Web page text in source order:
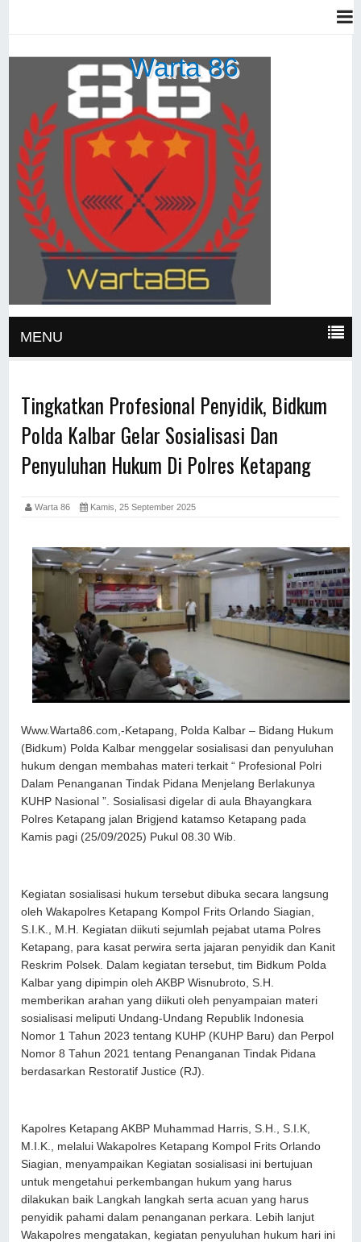
Warta 86
MENU
Tingkatkan Profesional Penyidik, Bidkum
Polda Kalbar Gelar Sosialisasi Dan
Penyuluhan Hukum Di Polres Ketapang
Warta 86 Kamis, 25 September 2025
Www.Warta86.com,-Ketapang, Polda Kalbar – Bidang Hukum
(Bidkum) Polda Kalbar menggelar sosialisasi dan penyuluhan
hukum dengan membahas materi terkait “ Profesional Polri
Dalam Penanganan Tindak Pidana Menjelang Berlakunya
KUHP Nasional ”. Sosialisasi digelar di aula Bhayangkara
Polres Ketapang jalan Brigjend katamso Ketapang pada
Kamis pagi (25/09/2025) Pukul 08.30 Wib.
Kegiatan sosialisasi hukum tersebut dibuka secara langsung
oleh Wakapolres Ketapang Kompol Frits Orlando Siagian,
S.I.K., M.H. Kegiatan diikuti sejumlah pejabat utama Polres
Ketapang, para kasat perwira serta jajaran penyidik dan Kanit
Reskrim Polsek. Dalam kegiatan tersebut, tim Bidkum Polda
Kalbar yang dipimpin oleh AKBP Wisnubroto, S.H.
memberikan arahan yang diikuti oleh penyampaian materi
sosialisasi meliputi Undang-Undang Republik Indonesia
Nomor 1 Tahun 2023 tentang KUHP (KUHP Baru) dan Perpol
Nomor 8 Tahun 2021 tentang Penanganan Tindak Pidana
berdasarkan Restoratif Justice (RJ).
Kapolres Ketapang AKBP Muhammad Harris, S.H., S.I.K,
M.I.K., melalui Wakapolres Ketapang Kompol Frits Orlando
Siagian, menyampaikan Kegiatan sosialisasi ini bertujuan
untuk mengetahui perkembangan hukum yang harus
dilakukan baik Langkah langkah serta acuan yang harus
penyidik pahami dalam penanganan perkara. Lebih lanjut
Wakapolres mengatakan, kegiatan penyuluhan hukum hari ini